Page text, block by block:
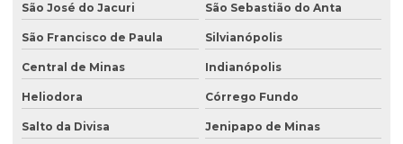
São José do Jacuri São Sebastião do Anta
São Francisco de Paula Silvianópolis
Central de Minas Indianópolis
Heliodora Córrego Fundo
Salto da Divisa Jenipapo de Minas